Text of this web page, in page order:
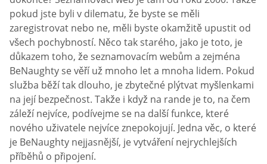
pokud jste byli v dilematu, že byste se měli
zaregistrovat nebo ne, měli byste okamžitě upustit od
všech pochybností. Něco tak starého, jako je toto, je
důkazem toho, že seznamovacím webům a zejména
BeNaughty se věří už mnoho let a mnoha lidem. Pokud
služba běží tak dlouho, je zbytečné plýtvat myšlenkami
na její bezpečnost. Takže i když na rande je to, na čem
záleží nejvíce, podívejme se na další funkce, které
nového uživatele nejvíce znepokojují. Jedna věc, o které
je BeNaughty nejjasnější, je vytváření nejrychlejších
příběhů o připojení.